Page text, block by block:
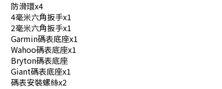
防滑環x4
4毫米六角扳手x1
2毫米六角扳手x1
Garmin碼表底座x1
Wahoo碼表底座x1
Bryton碼表底座
Giant碼表底座x1
碼表安裝螺絲x2